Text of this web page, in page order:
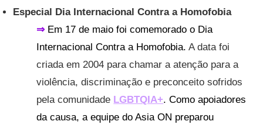
Especial Dia Internacional Contra a Homofobia
⇒ Em 17 de maio foi comemorado o Dia
Internacional Contra a Homofobia.A data foi
criada em 2004 para chamar a atenção para a
violência, discriminação e preconceito sofridos
pela comunidade LGBTQIA+.Como apoiadores
da causa, a equipe do Asia ON preparou